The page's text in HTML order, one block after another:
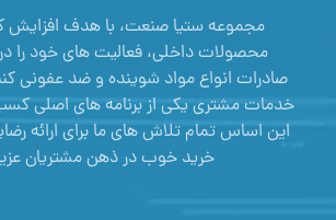
مجموعه ستیا صنعت، با هدف
محصولات داخلی، فعالیت های خود را
صادرات انواع مواد شوینده و ضد عفونی
خدمات مشتری یکی از برنامه های اصلی
این اساس تمام تلاش های ما برای ارائه
خرید خوب در ذهن مشتریان